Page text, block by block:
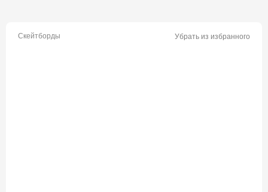
Скейтборды Убрать из избранного